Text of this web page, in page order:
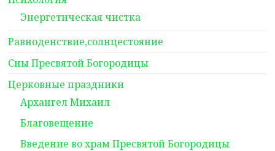
Энергетическая чистка
Равноденствие,солнцестояние
Сны Пресвятой Богородицы
Церковные праздники
Архангел Михаил
Благовещение
Введение во храм Пресвятой Богородицы